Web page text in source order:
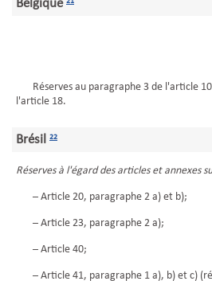
Belgique
Réserves au paragraphe 3 de l'article
l'article 18.
Brésil 22
Réserves à l'égard des articles et annexes
– Article 20, paragraphe 2 a) et b);
– Article 23, paragraphe 2 a);
– Article 40;
– Article 41, paragraphe 1 a), b) et c)